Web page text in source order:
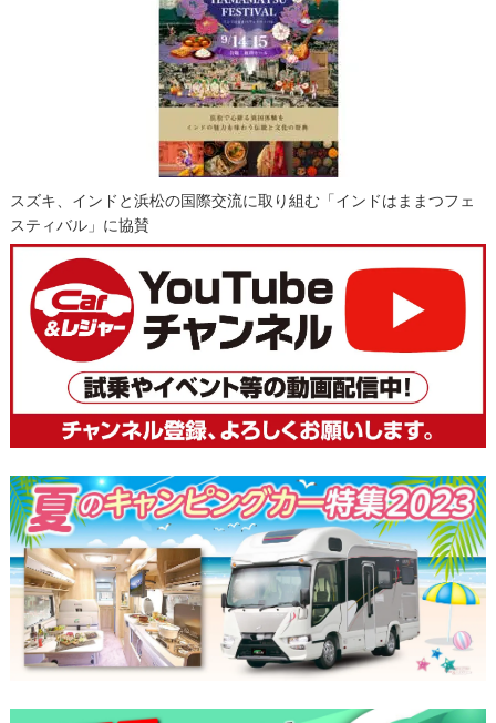
スズキ、インドと浜松の国際交流に取り組む「インドはままつフェ
スティバル」に協賛